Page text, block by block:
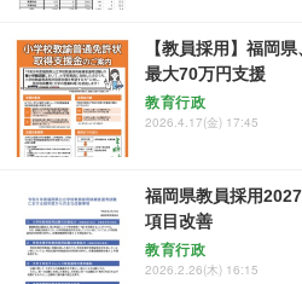
【教員採用】福岡
最大70万円支援
教育行政
2026.4.17(金) 17:45
福岡県教員採用
項目改善
教育行政
2026.2.26(木) 16:15